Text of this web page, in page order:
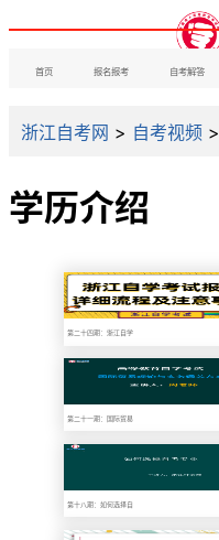
首页 报名报考 自考解答
浙江自考网 > 自考视频>
学历介绍
第二十四期：浙江自学
第二十一期：国际贸易
第十八期：如何选择自